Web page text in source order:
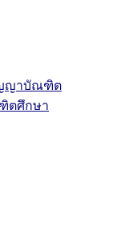
ญญาบัณฑิต
ตศึกษา